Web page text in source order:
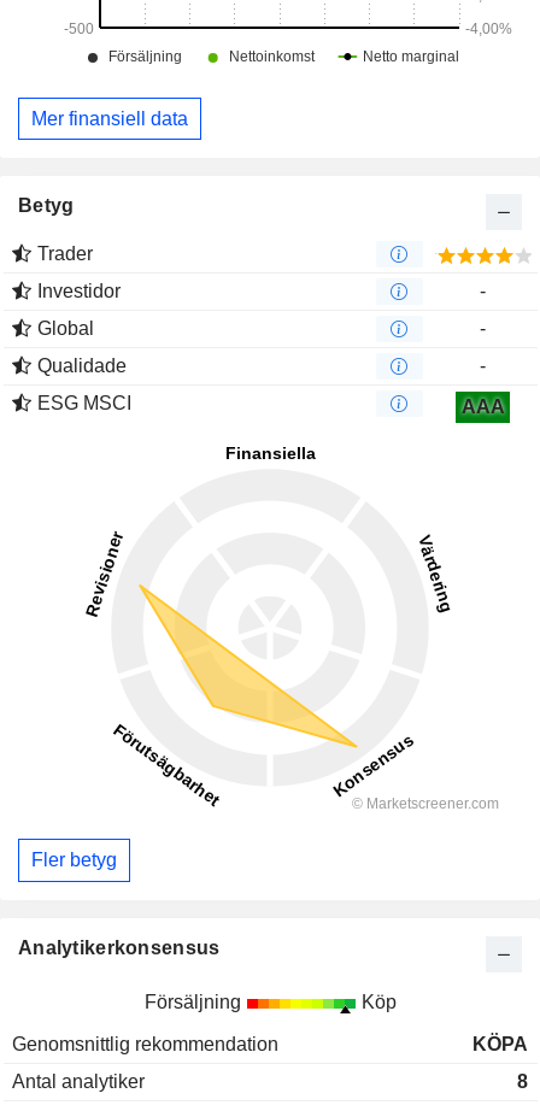
Mer finansiell data
Betyg
Trader
Investidor
-
Global
-
Qualidade
-
ESG MSCI
AAA
Fler betyg
Analytikerkonsensus
Försäljning Köp
Genomsnittlig rekommendation
KÖPA
Antal analytiker
8